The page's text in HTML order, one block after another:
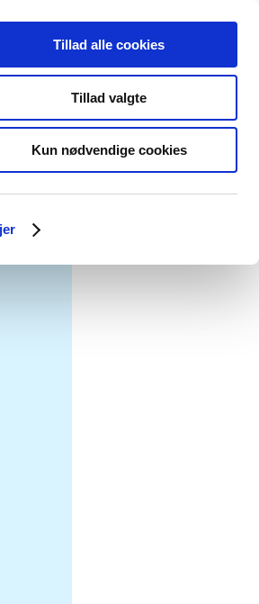
Tillad alle cookies
Tillad valgte
Kun nødvendige cookies